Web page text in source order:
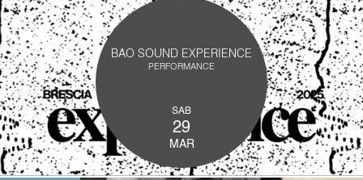
BAO SOUND EXPERIENCE
PERFORMANCE
SAB
29
MAR